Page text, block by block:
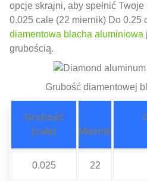
opcje skrajni, aby spełnić
0.025 cale (22 miernik) Do 0.25
diamentowa blacha aluminiowa
grubością.
Grubość diamentowej
Grubość
(cale)
Miernik
0.025 22